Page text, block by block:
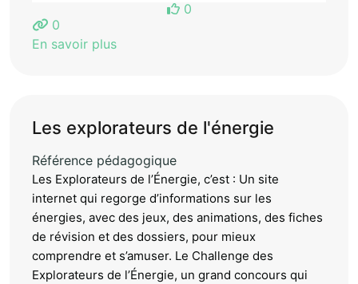
0
0
En savoir plus
Les explorateurs de l'énergie
Référence pédagogique
Les Explorateurs de l’Énergie, c’est : Un site
internet qui regorge d’informations sur les
énergies, avec des jeux, des animations, des fiches
de révision et des dossiers, pour mieux
comprendre et s’amuser. Le Challenge des
Explorateurs de l’Énergie, un grand concours qui